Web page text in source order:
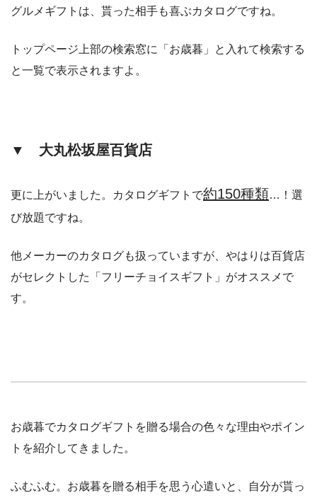
グルメギフトは、貰った相手も喜ぶカタログですね。
トップページ上部の検索窓に「お歳暮」と入れて検索する
と一覧で表示されますよ。
▼ 大丸松坂屋百貨店
更に上がいました。カタログギフトで約150種類…！選
び放題ですね。
他メーカーのカタログも扱っていますが、やはりは百貨店
がセレクトした「フリーチョイスギフト」がオススメで
す。
お歳暮でカタログギフトを贈る場合の色々な理由やポイン
トを紹介してきました。
ふむふむ。お歳暮を贈る相手を思う心遣いと、自分が貰っ